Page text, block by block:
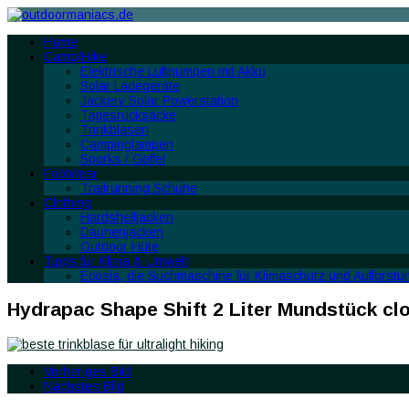
Home
Camp/Hike
Elektrische Luftpumpen mit Akku
Solar Ladegeräte
Jackery Solar Powerstation
Tagesrucksäcke
Trinkblasen
Campinglampen
Sporks / Göffel
Footwear
Trailrunning Schuhe
Clothing
Hardshelljacken
Daunenjacken
Outdoor Hüte
Tipps für Klima & Umwelt
Ecosia, die Suchmaschine für Klimaschutz und
Hydrapac Shape Shift 2 Liter Mundstück
Vorheriges Bild
Nächstes Bild